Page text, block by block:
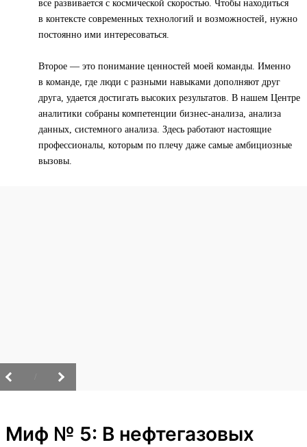
все развивается с космической скоростью. Чтобы находиться
в контексте современных технологий и возможностей, нужно
постоянно ими интересоваться.
Второе — это понимание ценностей моей команды. Именно
в команде, где люди с разными навыками дополняют друг
друга, удается достигать высоких результатов. В нашем Центре
аналитики собраны компетенции бизнес-анализа, анализа
данных, системного анализа. Здесь работают настоящие
профессионалы, которым по плечу даже самые амбициозные
вызовы.
Миф № 5: В нефтегазовых